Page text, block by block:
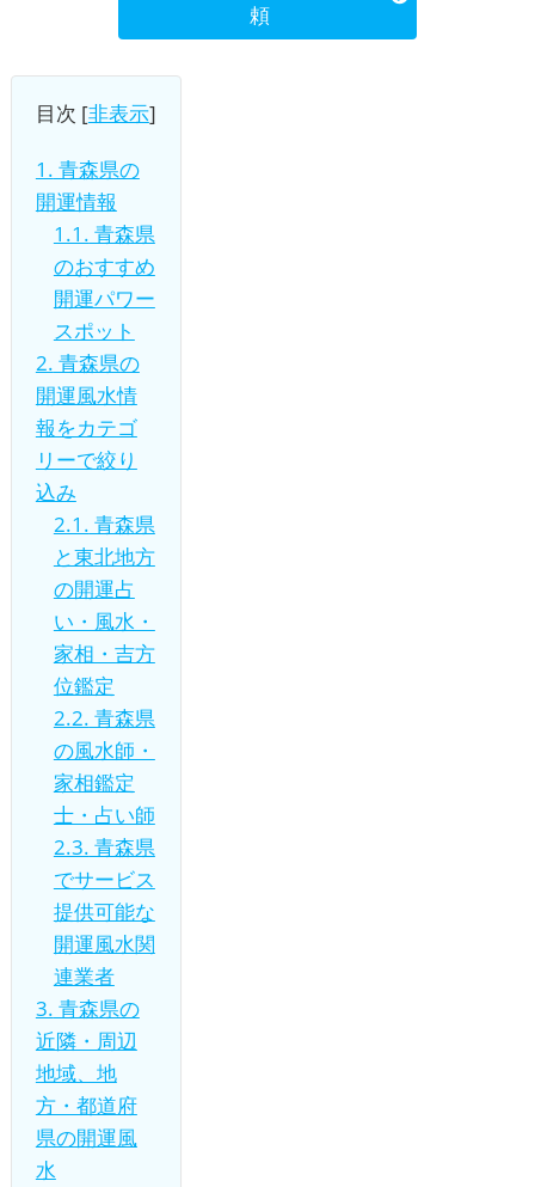
頼
目次 [非表示]
1. 青森県の
開運情報
1.1. 青森県
のおすすめ
開運パワー
スポット
2. 青森県の
開運風水情
報をカテゴ
リーで絞り
込み
2.1. 青森県
と東北地方
の開運占
い・風水・
家相・吉方
位鑑定
2.2. 青森県
の風水師・
家相鑑定
士・占い師
2.3. 青森県
でサービス
提供可能な
開運風水関
連業者
3. 青森県の
近隣・周辺
地域、地
方・都道府
県の開運風
水